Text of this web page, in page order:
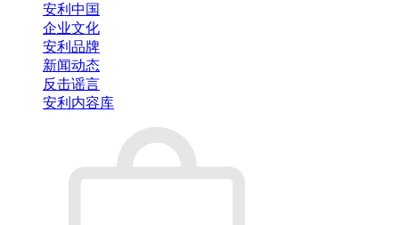
安利中国
企业文化
安利品牌
新闻动态
反击谣言
安利内容库